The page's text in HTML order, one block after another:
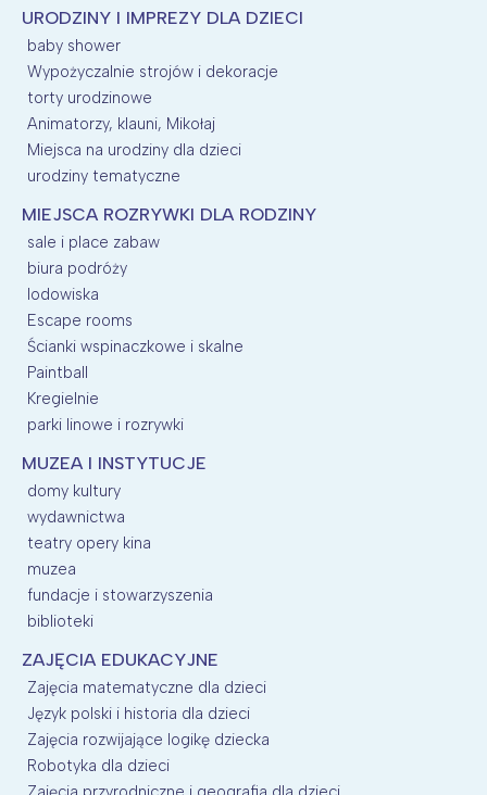
URODZINY I IMPREZY DLA DZIECI
baby shower
Wypożyczalnie strojów i dekoracje
torty urodzinowe
Animatorzy, klauni, Mikołaj
Miejsca na urodziny dla dzieci
urodziny tematyczne
MIEJSCA ROZRYWKI DLA RODZINY
sale i place zabaw
biura podróży
lodowiska
Escape rooms
Ścianki wspinaczkowe i skalne
Paintball
Kregielnie
parki linowe i rozrywki
MUZEA I INSTYTUCJE
domy kultury
wydawnictwa
teatry opery kina
muzea
fundacje i stowarzyszenia
biblioteki
ZAJĘCIA EDUKACYJNE
Zajęcia matematyczne dla dzieci
Język polski i historia dla dzieci
Zajęcia rozwijające logikę dziecka
Robotyka dla dzieci